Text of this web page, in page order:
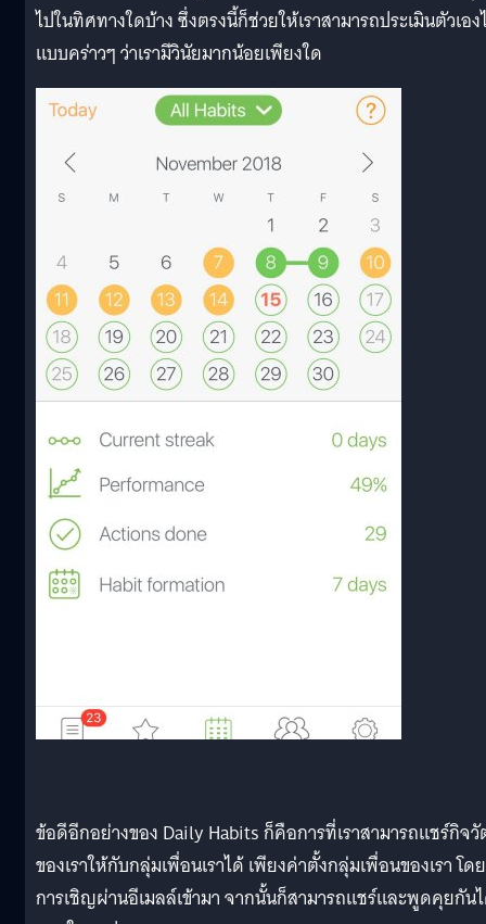
ไปในทิศทางใดบ้าง ซึ่งตรงนี้ก็ช่วยให้เราสามารถประเมินตัวเอ
แบบคร่าวๆ ว่าเรามีวินัยมากน้อยเพียงใด
ข้อดีอีกอย่างของ Daily Habits ก็คือการที่เราสามารถแชร์กิจวั
ของเราให้กับกลุ่มเพื่อนเราได้ เพียงค่าตั้งกลุ่มเพื่อนของเรา โดย
การเชิญผ่านอีเมลล์เข้ามา จากนั้นก็สามารถแชร์และพูดคุยกัน